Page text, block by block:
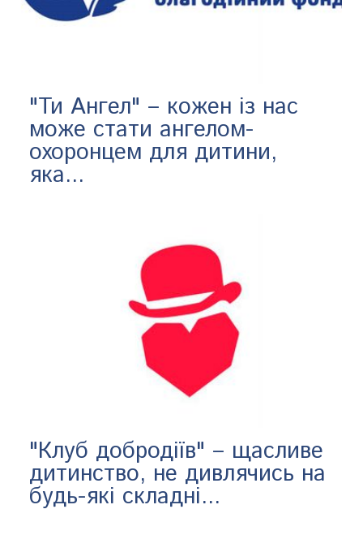
"Ти Ангел" – кожен із нас
може стати ангелом-
охоронцем для дитини,
яка...
"Клуб добродіїв" – щасливе
дитинство, не дивлячись на
будь-які складні...